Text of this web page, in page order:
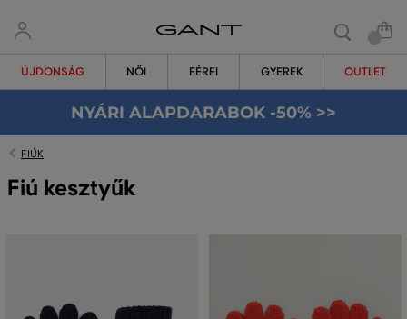
ÚJDONSÁG NŐI FÉRFI GYEREK OUTLET
NYÁRI ALAPDARABOK -50% >>
FIÚK
Fiú kesztyűk